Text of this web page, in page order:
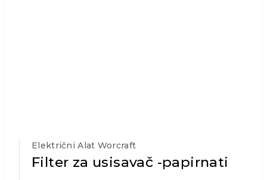
Električni Alat Worcraft
Filter za usisavač -papirnati